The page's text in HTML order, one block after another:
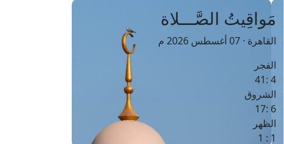
مَواقِيتُ الصَّـــلاة
القاهرة · 07 أغسطس 2026 م
الفجر
4 :41
الشروق
6 :17
الظهر
1 : 1